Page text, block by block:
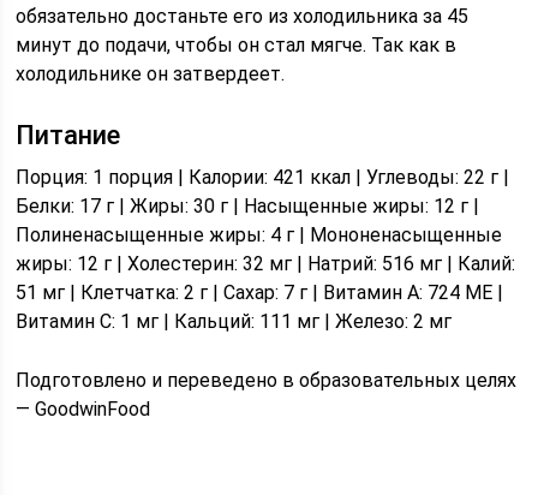
обязательно достаньте его из холодильника за 45
минут до подачи, чтобы он стал мягче. Так как в
холодильнике он затвердеет.
Питание
Порция: 1 порция | Калории: 421 ккал | Углеводы: 22 г |
Белки: 17 г | Жиры: 30 г | Насыщенные жиры: 12 г |
Полиненасыщенные жиры: 4 г | Мононенасыщенные
жиры: 12 г | Холестерин: 32 мг | Натрий: 516 мг | Калий:
51 мг | Клетчатка: 2 г | Сахар: 7 г | Витамин A: 724 МЕ |
Витамин C: 1 мг | Кальций: 111 мг | Железо: 2 мг
Подготовлено и переведено в образовательных целях
— GoodwinFood